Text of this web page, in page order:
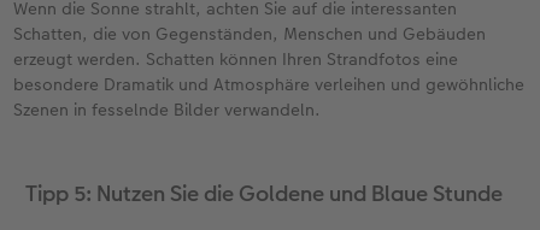
Wenn die Sonne strahlt, achten Sie auf die interessanten
Schatten, die von Gegenständen, Menschen und Gebäuden
erzeugt werden. Schatten können Ihren Strandfotos eine
besondere Dramatik und Atmosphäre verleihen und gewöhnliche
Szenen in fesselnde Bilder verwandeln.
Tipp 5: Nutzen Sie die Goldene und Blaue Stunde